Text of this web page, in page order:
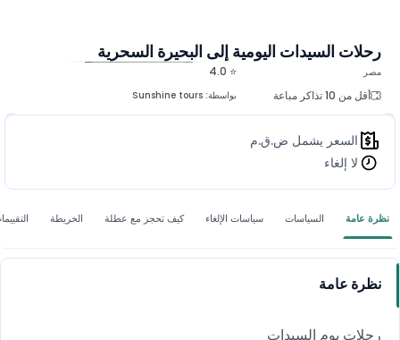
رحلات السيدات اليومية إلى البحيرة السحرية
⭐ 4.0
أقل من 10 تذاكر مباعة
بواسطة: Sunshine tours
مصر
السعر يشمل ض.ق.م
لا إلغاء
نظرة عامة السياسات سياسات الإلغاء كيف تحجز مع عطلة الخريطة
نظرة عامة
رحلات يوم السيدات